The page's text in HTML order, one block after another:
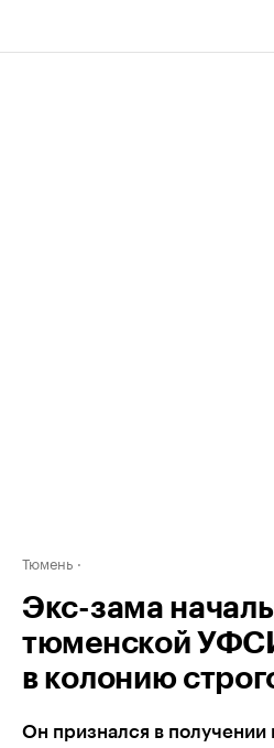
Тюмень
Экс-зама
тюменской
в колонию
Он признался в получении